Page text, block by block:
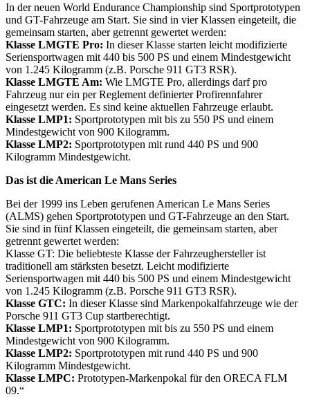
In der neuen World Endurance Championship sind Sportprototypen
und GT-Fahrzeuge am Start. Sie sind in vier Klassen eingeteilt, die
gemeinsam starten, aber getrennt gewertet werden:
Klasse LMGTE Pro: In dieser Klasse starten leicht modifizierte
Seriensportwagen mit 440 bis 500 PS und einem Mindestgewicht
von 1.245 Kilogramm (z.B. Porsche 911 GT3 RSR).
Klasse LMGTE Am: Wie LMGTE Pro, allerdings darf pro
Fahrzeug nur ein per Reglement definierter Profirennfahrer
eingesetzt werden. Es sind keine aktuellen Fahrzeuge erlaubt.
Klasse LMP1: Sportprototypen mit bis zu 550 PS und einem
Mindestgewicht von 900 Kilogramm.
Klasse LMP2: Sportprototypen mit rund 440 PS und 900
Kilogramm Mindestgewicht.
Das ist die American Le Mans Series
Bei der 1999 ins Leben gerufenen American Le Mans Series
(ALMS) gehen Sportprototypen und GT-Fahrzeuge an den Start.
Sie sind in fünf Klassen eingeteilt, die gemeinsam starten, aber
getrennt gewertet werden:
Klasse GT: Die beliebteste Klasse der Fahrzeughersteller ist
traditionell am stärksten besetzt. Leicht modifizierte
Seriensportwagen mit 440 bis 500 PS und einem Mindestgewicht
von 1.245 Kilogramm (z.B. Porsche 911 GT3 RSR).
Klasse GTC: In dieser Klasse sind Markenpokalfahrzeuge wie der
Porsche 911 GT3 Cup startberechtigt.
Klasse LMP1: Sportprototypen mit bis zu 550 PS und einem
Mindestgewicht von 900 Kilogramm.
Klasse LMP2: Sportprototypen mit rund 440 PS und 900
Kilogramm Mindestgewicht.
Klasse LMPC: Prototypen-Markenpokal für den ORECA FLM
09.“